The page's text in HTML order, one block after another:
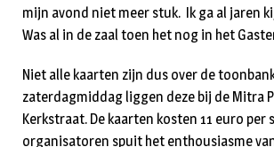
mijn avond niet meer stuk. Ik ga al jaren
Was al in de zaal toen het nog in het
Niet alle kaarten zijn dus over de
zaterdagmiddag liggen deze bij de Mitra
Kerkstraat. De kaarten kosten 11 euro per
organisatoren spuit het enthousiasme